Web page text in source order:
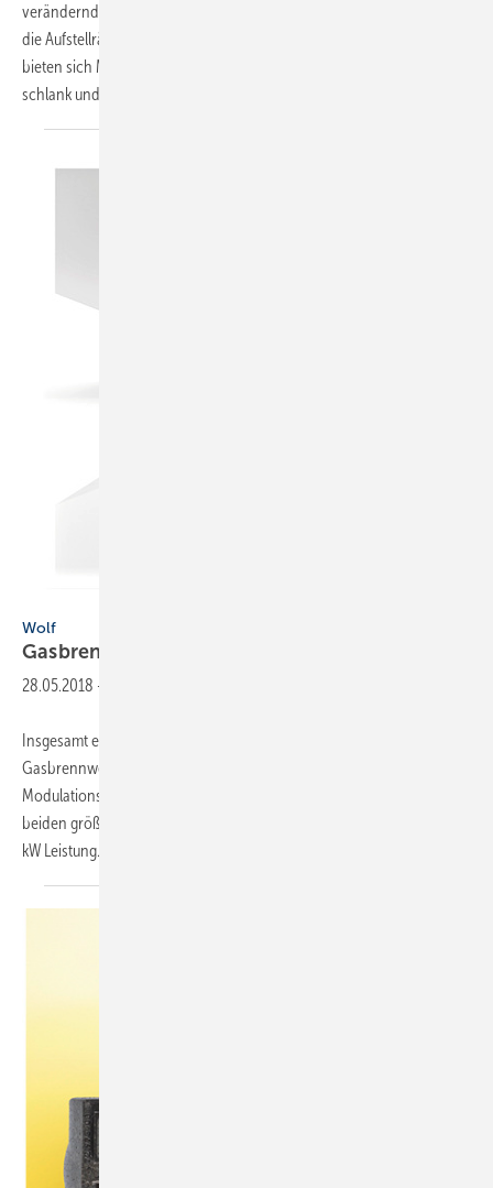
verändernden Raumsituationen im Markt. Denn immer häufiger sind
die Aufstellräume flächenmäßig beschränkt. Als praktische Lösung
bieten sich Membran-Druckausdehnungsgefäße (MAG) an, die
schlank und kompakt gebaut sind, wie die
Wolf
Gasbrennwertkessel bis 1000
28.05.2018 -
Insgesamt elf Baugrößen stehen bei der Mittel-
GasbrennwertkesselBaureihe MGK-2 von Wolf zur Verfügung. Der
Modulationsbereich des kleinsten MGK-2-130 beginnt bei 23 kW; die
beiden größten, neuen Modelle kommen auf bis zu 800 kW bzw. 1000
kW Leistung. Mit ihrem Modulationsbereich von 17 bis